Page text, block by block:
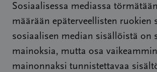
Sosiaalisessa mediassa
määrään epäterveellisten ruokien
sosiaalisen median sisällöistä on
mainoksia, mutta osa vaikeammin
mainonnaksi tunnistettavaa